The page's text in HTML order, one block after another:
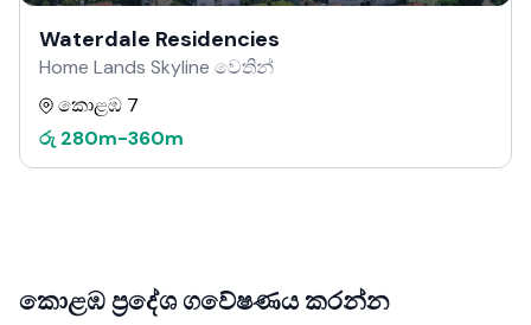
Waterdale Residencies
Home Lands Skyline වෙතින්
කොළඹ 7
රු 280m-360m
කොළඹ ප්‍රදේශ ගවේෂණය කරන්න